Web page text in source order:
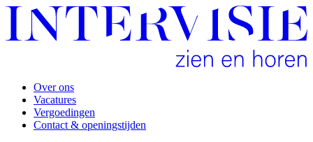
Over ons
Vacatures
Vergoedingen
Contact & openingstijden